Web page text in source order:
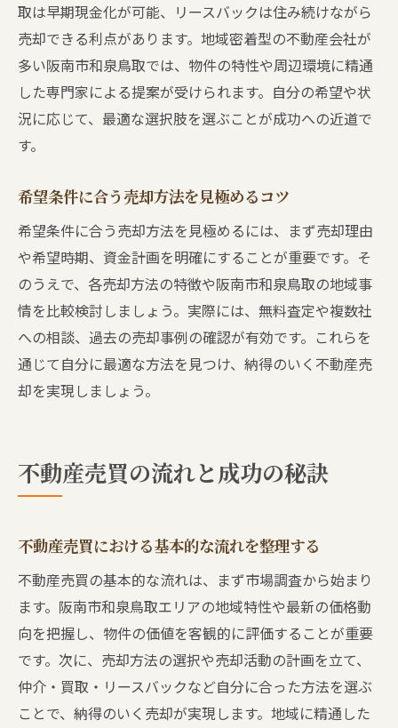
取は早期現金化が可能、リースバックは住み続けながら
売却できる利点があります。地域密着型の不動産会社が
多い阪南市和泉鳥取では、物件の特性や周辺環境に精通
した専門家による提案が受けられます。自分の希望や状
況に応じて、最適な選択肢を選ぶことが成功への近道で
す。
希望条件に合う売却方法を見極めるコツ
希望条件に合う売却方法を見極めるには、まず売却理由
や希望時期、資金計画を明確にすることが重要です。そ
のうえで、各売却方法の特徴や阪南市和泉鳥取の地域事
情を比較検討しましょう。実際には、無料査定や複数社
への相談、過去の売却事例の確認が有効です。これらを
通じて自分に最適な方法を見つけ、納得のいく不動産売
却を実現しましょう。
不動産売買の流れと成功の秘訣
不動産売買における基本的な流れを整理する
不動産売買の基本的な流れは、まず市場調査から始まり
ます。阪南市和泉鳥取エリアの地域特性や最新の価格動
向を把握し、物件の価値を客観的に評価することが重要
です。次に、売却方法の選択や売却活動の計画を立て、
仲介・買取・リースバックなど自分に合った方法を選ぶ
ことで、納得のいく売却が実現します。地域に精通した